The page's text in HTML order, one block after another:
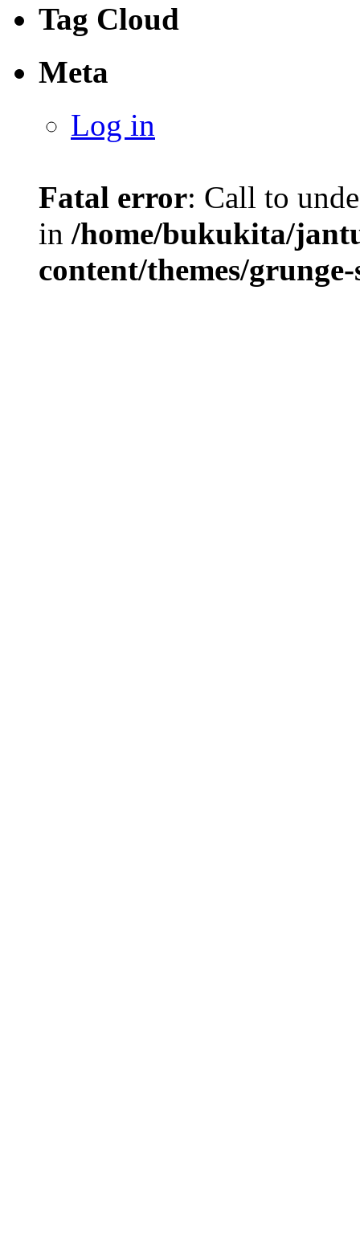
Tag Cloud
Meta
Log in
Fatal error: Call to
in /home/bukukita/
content/themes/